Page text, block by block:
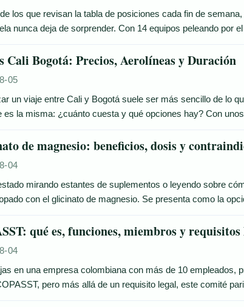
los que revisan la tabla de posiciones cada fin de
nunca deja de sorprender. Con 14 equipos peleando por
Cali Bogotá: Precios, Aerolíneas y Duración
05
un viaje entre Cali y Bogotá suele ser más sencillo de lo
es la misma: ¿cuánto cuesta y qué opciones hay? Con
de magnesio: beneficios, dosis y
04
mirando estantes de suplementos o leyendo sobre
con el glicinato de magnesio. Se presenta como la
qué es, funciones, miembros y requisitos
04
en una empresa colombiana con más de 10 empleados,
pero más allá de un requisito legal, este comité